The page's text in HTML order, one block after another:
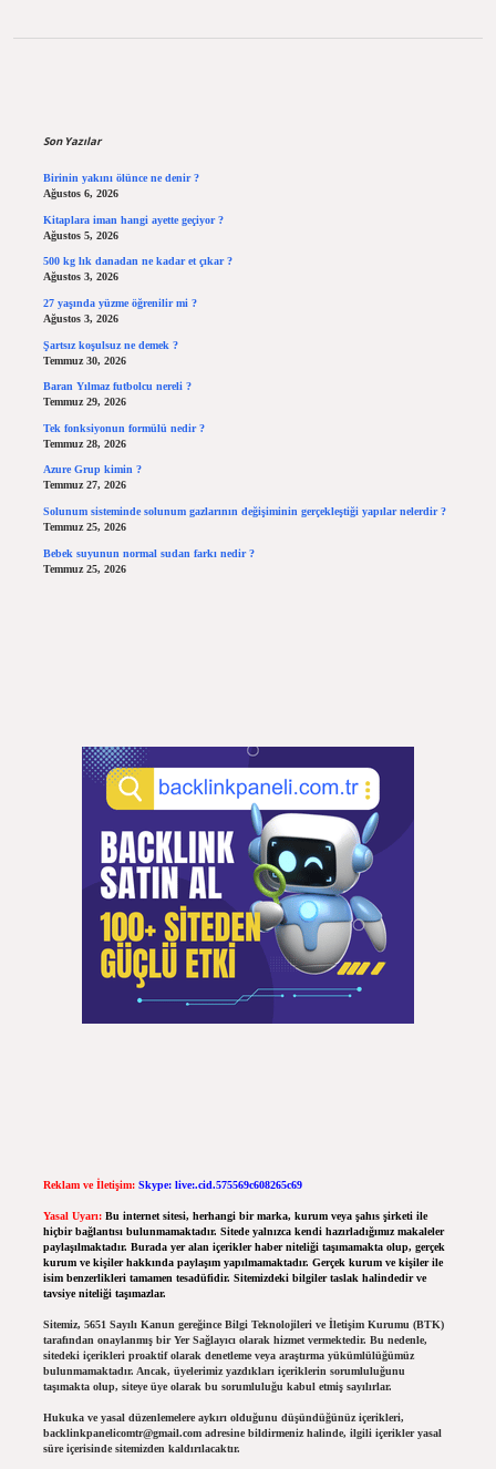
Son Yazılar
Birinin yakını ölünce ne denir ?
Ağustos 6, 2026
Kitaplara iman hangi ayette geçiyor ?
Ağustos 5, 2026
500 kg lık danadan ne kadar et çıkar ?
Ağustos 3, 2026
27 yaşında yüzme öğrenilir mi ?
Ağustos 3, 2026
Şartsız koşulsuz ne demek ?
Temmuz 30, 2026
Baran Yılmaz futbolcu nereli ?
Temmuz 29, 2026
Tek fonksiyonun formülü nedir ?
Temmuz 28, 2026
Azure Grup kimin ?
Temmuz 27, 2026
Solunum sisteminde solunum gazlarının değişiminin gerçekleştiği yapılar nelerdir ?
Temmuz 25, 2026
Bebek suyunun normal sudan farkı nedir ?
Temmuz 25, 2026
Reklam ve İletişim: Skype: live:.cid.575569c608265c69
Yasal Uyarı: Bu internet sitesi, herhangi bir marka, kurum veya şahıs şirketi ile
hiçbir bağlantısı bulunmamaktadır. Sitede yalnızca kendi hazırladığımız makaleler
paylaşılmaktadır. Burada yer alan içerikler haber niteliği taşımamakta olup, gerçek
kurum ve kişiler hakkında paylaşım yapılmamaktadır. Gerçek kurum ve kişiler ile
isim benzerlikleri tamamen tesadüfidir. Sitemizdeki bilgiler taslak halindedir ve
tavsiye niteliği taşımazlar.
Sitemiz, 5651 Sayılı Kanun gereğince Bilgi Teknolojileri ve İletişim Kurumu (BTK)
tarafından onaylanmış bir Yer Sağlayıcı olarak hizmet vermektedir. Bu nedenle,
sitedeki içerikleri proaktif olarak denetleme veya araştırma yükümlülüğümüz
bulunmamaktadır. Ancak, üyelerimiz yazdıkları içeriklerin sorumluluğunu
taşımakta olup, siteye üye olarak bu sorumluluğu kabul etmiş sayılırlar.
Hukuka ve yasal düzenlemelere aykırı olduğunu düşündüğünüz içerikleri,
backlinkpanelicomtr@gmail.comadresine bildirmeniz halinde, ilgili içerikler yasal
süre içerisinde sitemizden kaldırılacaktır.